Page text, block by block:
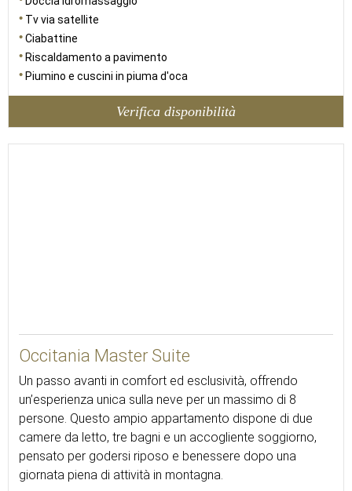
Tv via satellite
Ciabattine
Riscaldamento a pavimento
Piumino e cuscini in piuma d'oca
Verifica disponibilità
Occitania Master Suite
Un passo avanti in comfort ed esclusività, offrendo
un’esperienza unica sulla neve per un massimo di 8
persone. Questo ampio appartamento dispone di due
camere da letto, tre bagni e un accogliente soggiorno,
pensato per godersi riposo e benessere dopo una
giornata piena di attività in montagna.